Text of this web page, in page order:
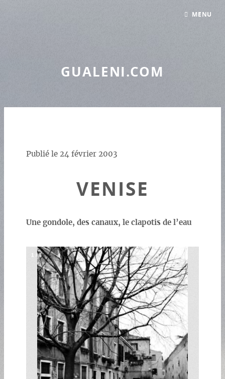
GUALENI.COM
Publié le 24 février 2003
VENISE
Une gondole, des canaux, le clapotis de l’eau
1 /8
MENU